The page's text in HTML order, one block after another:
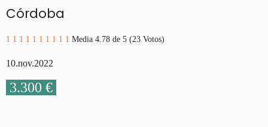
Córdoba
1 1 1 1 1 1 1 1 1 1 Media 4.78 de 5 (23 Votos)
10.nov.2022
3.300 €